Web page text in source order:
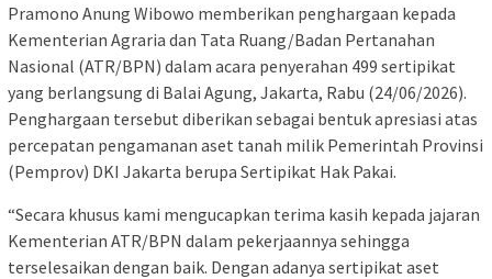
Pramono Anung Wibowo memberikan penghargaan kepada
Kementerian Agraria dan Tata Ruang/Badan Pertanahan
Nasional (ATR/BPN) dalam acara penyerahan 499 sertipikat
yang berlangsung di Balai Agung, Jakarta, Rabu (24/06/2026).
Penghargaan tersebut diberikan sebagai bentuk apresiasi atas
percepatan pengamanan aset tanah milik Pemerintah Provinsi
(Pemprov) DKI Jakarta berupa Sertipikat Hak Pakai.
“Secara khusus kami mengucapkan terima kasih kepada jajaran
Kementerian ATR/BPN dalam pekerjaannya sehingga
terselesaikan dengan baik. Dengan adanya sertipikat aset